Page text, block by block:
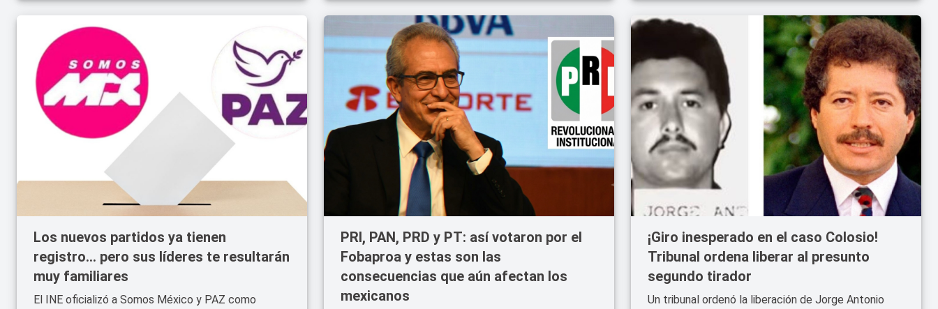
Los nuevos partidos ya tienen
registro... pero sus líderes te resultarán
muy familiares
El INE oficializó a Somos México y PAZ como
PRI, PAN, PRD y PT: así votaron por el
Fobaproa y estas son las
consecuencias que aún afectan los
mexicanos
¡Giro inesperado en el caso Colosio!
Tribunal ordena liberar al presunto
segundo tirador
Un tribunal ordenó la liberación de Jorge Antonio